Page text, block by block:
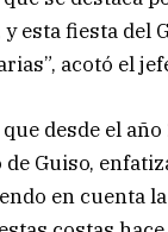
esta fiesta del
acotó el
desde el
Guiso,
en cuenta